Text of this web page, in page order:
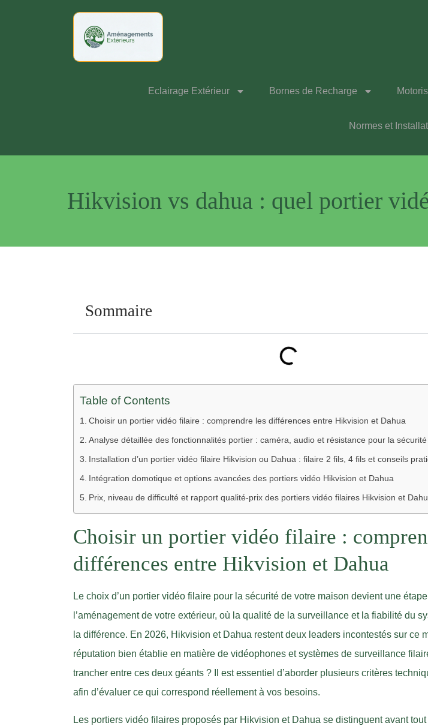
Eclairage Extérieur Bornes de Recharge
Normes et
Hikvision vs dahua : quel portier
Sommaire
Table of Contents
Choisir un portier vidéo filaire : comprendre les différences entre Hikvision et Dahua
Analyse détaillée des fonctionnalités portier : caméra, audio et résistance pour la
Installation d’un portier vidéo filaire Hikvision ou Dahua : filaire 2 fils, 4 fils et conseils
Intégration domotique et options avancées des portiers vidéo Hikvision et Dahua
Prix, niveau de difficulté et rapport qualité-prix des portiers vidéo filaires Hikvision et
Choisir un portier vidéo filaire :
différences entre Hikvision et Dahua
Le choix d’un portier vidéo filaire pour la sécurité de votre maison devient une
l’aménagement de votre extérieur, où la qualité de la surveillance et la fiabilité du
la différence. En 2026, Hikvision et Dahua restent deux leaders incontestés sur ce
réputation bien établie en matière de vidéophones et systèmes de surveillance
trancher entre ces deux géants ? Il est essentiel d’aborder plusieurs critères
afin d’évaluer ce qui correspond réellement à vos besoins.
Les portiers vidéo filaires proposés par Hikvision et Dahua se distinguent avant